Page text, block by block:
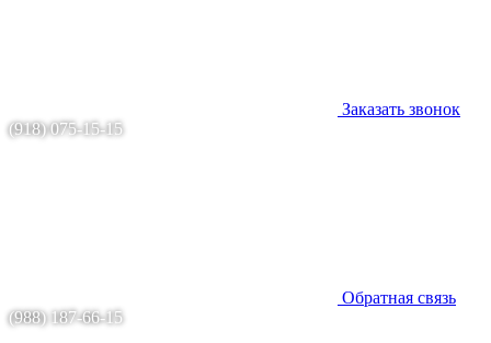
Заказать звонок
(918) 075-15-15
Обратная связь
(988) 187-66-15